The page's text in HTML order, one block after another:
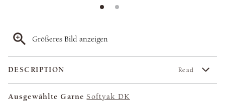
Größeres Bild anzeigen
DESCRIPTION Read
Ausgewählte Garne Softyak DK